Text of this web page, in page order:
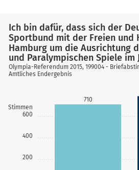
200
400
600
Stimmen
710
Ich bin dafür, dass sich der
Sportbund mit der Freien und
Hamburg um die Ausrichtung
und Paralympischen Spiele im
Olympia-Referendum 2015, 199004 -
Amtliches Endergebnis